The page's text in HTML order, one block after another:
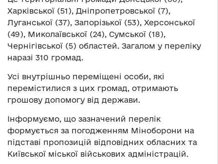
Харківської (51), Дніпропетровської (7),
Луганської (37), Запорізької (53), Херсонської
(49), Миколаївської (24), Сумської (18),
Чернігівської (5) областей. Загалом у переліку
наразі 310 громад.
Усі внутрішньо переміщені особи, які
перемістилися з цих громад, отримають
грошову допомогу від держави.
Інформуємо, що зазначений перелік
формується за погодженням Міноборони на
підставі пропозицій відповідних обласних та
Київської міської військових адміністрацій.